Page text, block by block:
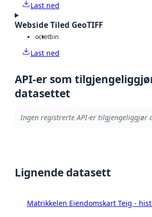
Last ned
Webside Tiled GeoTIFF
octetbin
Last ned
API-er som
datasettet
Ingen registrerte API-er tilgjengeliggjør
Lignende datasett
Matrikkelen Eiendomskart Teig -